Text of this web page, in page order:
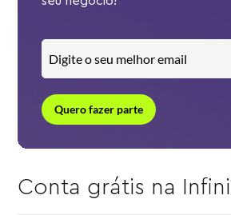
Quero fazer parte
Conta grátis na